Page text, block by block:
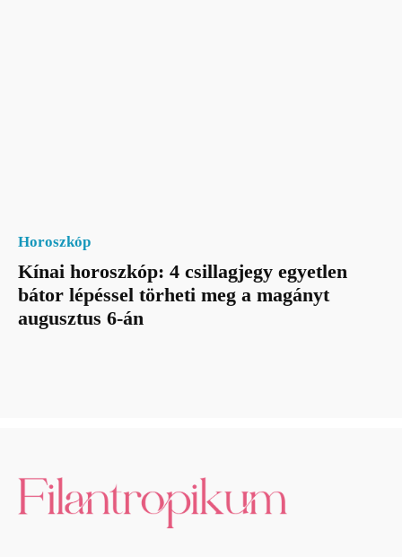
Horoszkóp
Kínai horoszkóp: 4 csillagjegy egyetlen
bátor lépéssel törheti meg a magányt
augusztus 6-án